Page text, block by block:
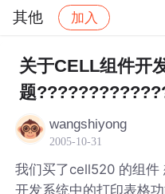
其他 加入
社区 其他 帖子详
关于CELL组件开
题
wangshiyong
2005-10-31
我们买了cell520 的组件
开发系统中的打印表格